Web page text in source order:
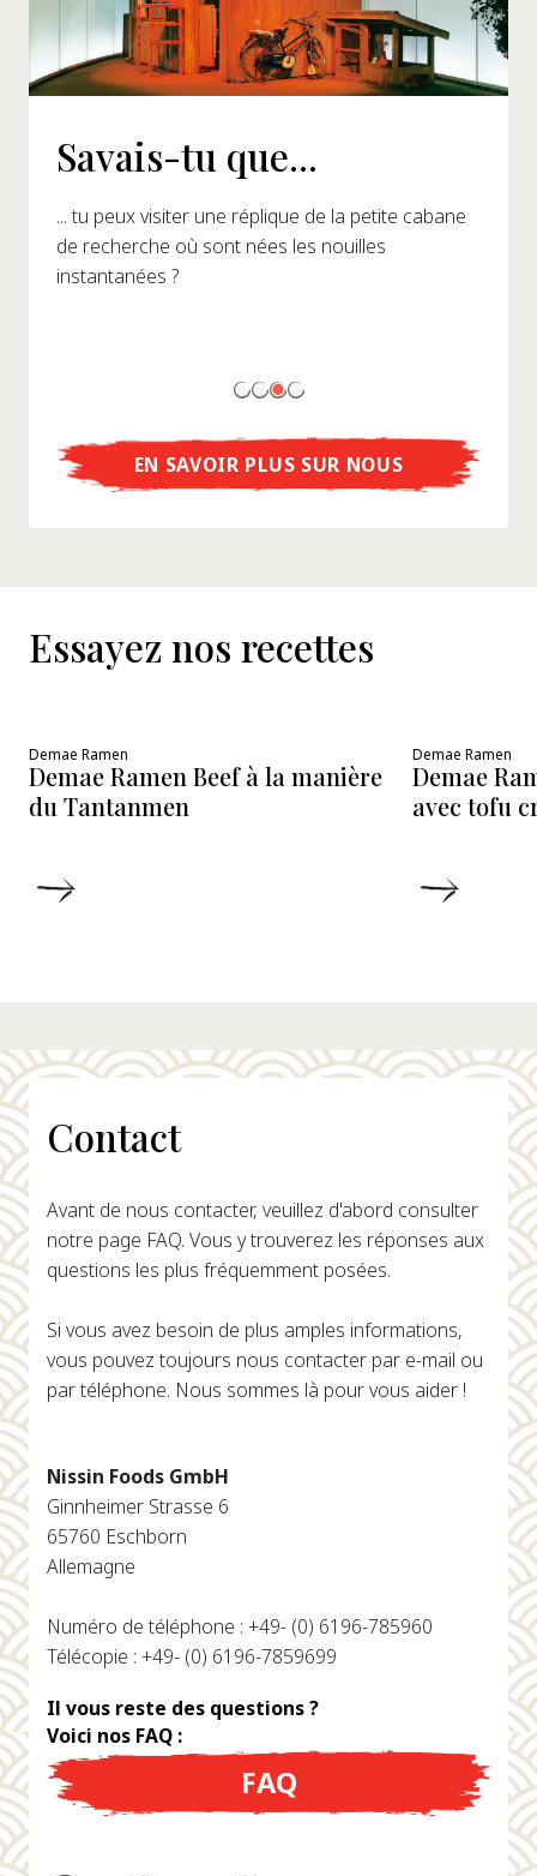
Savais-tu que...
... tu peux visiter une réplique de la petite cabane
de recherche où sont nées les nouilles
instantanées ?
EN SAVOIR PLUS SUR NOUS
Essayez nos recettes
Demae Ramen
Demae Ramen Beef à la manière
du Tantanmen
Demae Ramen
Demae
avec tofu
Contact
Avant de nous contacter, veuillez d'abord consulter
notre page FAQ. Vous y trouverez les réponses aux
questions les plus fréquemment posées.
Si vous avez besoin de plus amples informations,
vous pouvez toujours nous contacter par e-mail ou
par téléphone. Nous sommes là pour vous aider !
Nissin Foods GmbH
Ginnheimer Strasse 6
65760 Eschborn
Allemagne
Numéro de téléphone : +49- (0) 6196-785960
Télécopie : +49- (0) 6196-7859699
Il vous reste des questions ?
Voici nos FAQ :
FAQ